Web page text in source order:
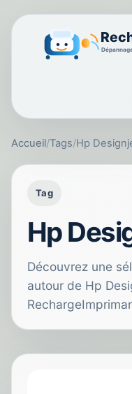
Accueil/Tags/Hp
Tag
Hp
Découvrez une
autour de Hp